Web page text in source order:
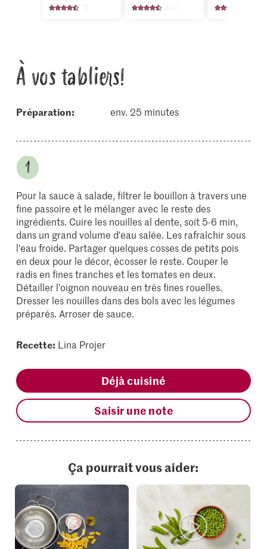
À vos tabliers!
Préparation: env. 25 minutes
Pour la sauce à salade, filtrer le bouillon à travers une
fine passoire et le mélanger avec le reste des
ingrédients. Cuire les nouilles al dente, soit 5-6 min,
dans un grand volume d'eau salée. Les rafraîchir sous
l'eau froide. Partager quelques cosses de petits pois
en deux pour le décor, écosser le reste. Couper le
radis en fines tranches et les tomates en deux.
Détailler l'oignon nouveau en très fines rouelles.
Dresser les nouilles dans des bols avec les légumes
préparés. Arroser de sauce.
Recette: Lina Projer
Déjà cuisiné
Saisir une note
Ça pourrait vous aider: